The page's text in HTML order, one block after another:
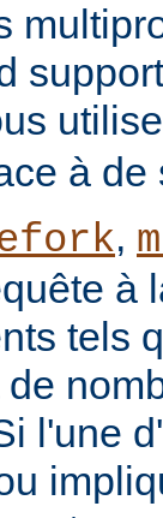
à
,
à
tels
l'une